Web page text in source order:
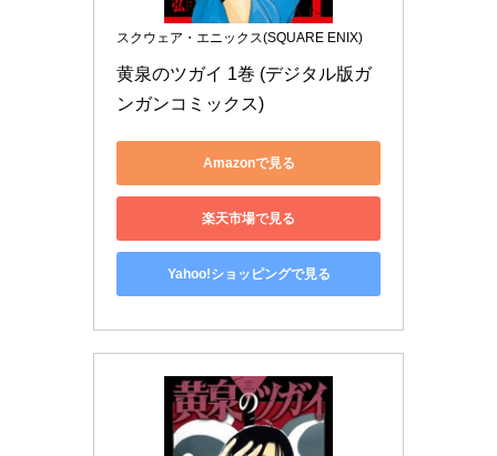
スクウェア・エニックス(SQUARE ENIX)
黄泉のツガイ 1巻 (デジタル版ガ
ンガンコミックス)
Amazonで見る
楽天市場で見る
Yahoo!ショッピングで見る